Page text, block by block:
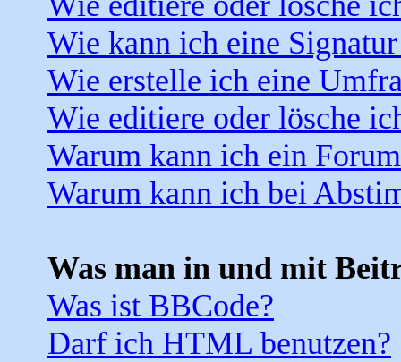
Wie kann ich eine Signatur
Wie erstelle ich eine
Wie editiere oder lösche
Warum kann ich ein
Warum kann ich bei
Was man in und mit
Was ist BBCode?
Darf ich HTML benutzen?